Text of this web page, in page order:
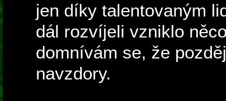
jen díky talentovaným
dál rozvíjeli vzniklo
domnívám se, že
navzdory.